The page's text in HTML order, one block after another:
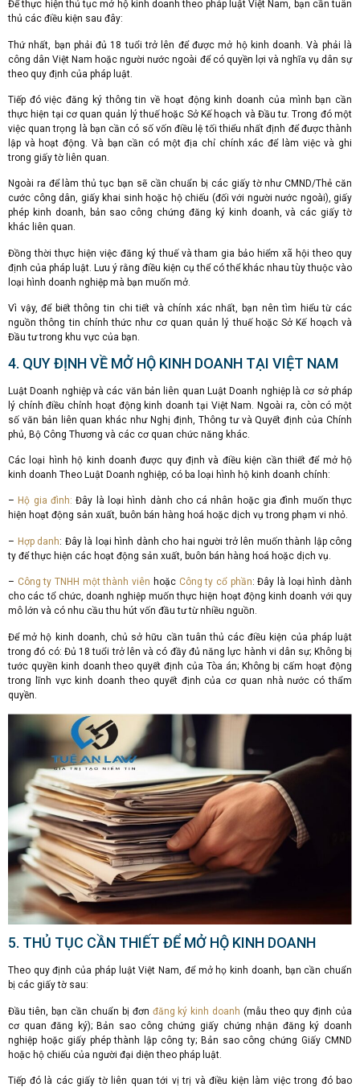
Để thực hiện thủ tục mở hộ kinh doanh theo pháp luật Việt Nam, bạn cần tuân
thủ các điều kiện sau đây:
Thứ nhất, bạn phải đủ 18 tuổi trở lên để được mở hộ kinh doanh. Và phải là
công dân Việt Nam hoặc người nước ngoài để có quyền lợi và nghĩa vụ dân sự
theo quy định của pháp luật.
Tiếp đó việc đăng ký thông tin về hoạt động kinh doanh của mình bạn cần
thực hiện tại cơ quan quản lý thuế hoặc Sở Kế hoạch và Đầu tư. Trong đó một
việc quan trọng là bạn cần có số vốn điều lệ tối thiểu nhất định để được thành
lập và hoạt động. Và bạn cần có một địa chỉ chính xác để làm việc và ghi
trong giấy tờ liên quan.
Ngoài ra để làm thủ tục bạn sẽ cần chuẩn bị các giấy tờ như CMND/Thẻ căn
cước công dân, giấy khai sinh hoặc hộ chiếu (đối với người nước ngoài), giấy
phép kinh doanh, bản sao công chứng đăng ký kinh doanh, và các giấy tờ
khác liên quan.
Đồng thời thực hiện việc đăng ký thuế và tham gia bảo hiểm xã hội theo quy
định của pháp luật. Lưu ý rằng điều kiện cụ thể có thể khác nhau tùy thuộc vào
loại hình doanh nghiệp mà bạn muốn mở.
Vì vậy, để biết thông tin chi tiết và chính xác nhất, bạn nên tìm hiểu từ các
nguồn thông tin chính thức như cơ quan quản lý thuế hoặc Sở Kế hoạch và
Đầu tư trong khu vực của bạn.
4. QUY ĐỊNH VỀ MỞ HỘ KINH DOANH TẠI VIỆT NAM
Luật Doanh nghiệp và các văn bản liên quan Luật Doanh nghiệp là cơ sở pháp
lý chính điều chỉnh hoạt động kinh doanh tại Việt Nam. Ngoài ra, còn có một
số văn bản liên quan khác như Nghị định, Thông tư và Quyết định của Chính
phủ, Bộ Công Thương và các cơ quan chức năng khác.
Các loại hình hộ kinh doanh được quy định và điều kiện cần thiết để mở hộ
kinh doanh Theo Luật Doanh nghiệp, có ba loại hình hộ kinh doanh chính:
– Hộ gia đình: Đây là loại hình dành cho cá nhân hoặc gia đình muốn thực
hiện hoạt động sản xuất, buôn bán hàng hoá hoặc dịch vụ trong phạm vi nhỏ.
– Hợp danh: Đây là loại hình dành cho hai người trở lên muốn thành lập công
ty để thực hiện các hoạt động sản xuất, buôn bán hàng hoá hoặc dịch vụ.
– Công ty TNHH một thành viên hoặc Công ty cổ phần: Đây là loại hình dành
cho các tổ chức, doanh nghiệp muốn thực hiện hoạt động kinh doanh với quy
mô lớn và có nhu cầu thu hút vốn đầu tư từ nhiều nguồn.
Để mở hộ kinh doanh, chủ sở hữu cần tuân thủ các điều kiện của pháp luật
trong đó có: Đủ 18 tuổi trở lên và có đầy đủ năng lực hành vi dân sự; Không bị
tước quyền kinh doanh theo quyết định của Tòa án; Không bị cấm hoạt động
trong lĩnh vực kinh doanh theo quyết định của cơ quan nhà nước có thẩm
quyền.
5. THỦ TỤC CẦN THIẾT ĐỂ MỞ HỘ KINH DOANH
Theo quy định của pháp luật Việt Nam, để mở họ kinh doanh, bạn cần chuẩn
bị các giấy tờ sau:
Đầu tiên, bạn cần chuẩn bị đơn đăng ký kinh doanh (mẫu theo quy định của
cơ quan đăng ký); Bản sao công chứng giấy chứng nhận đăng ký doanh
nghiệp hoặc giấy phép thành lập công ty; Bản sao công chứng Giấy CMND
hoặc hộ chiếu của người đại diện theo pháp luật.
Tiếp đó là các giấy tờ liên quan tới vị trị và điều kiện làm việc trong đó bao